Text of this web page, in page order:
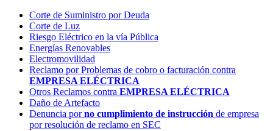
Corte de Suministro por Deuda
Corte de Luz
Riesgo Eléctrico en la vía Pública
Energías Renovables
Electromovilidad
Reclamo por Problemas de cobro o facturación contra
EMPRESA ELÉCTRICA
Otros Reclamos contra EMPRESA ELÉCTRICA
Daño de Artefacto
Denuncia porno cumplimiento de instrucción de empresa
por resolución de reclamo en SEC